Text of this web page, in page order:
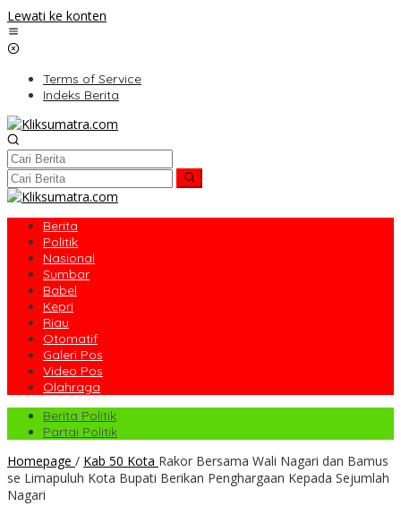
Lewati ke konten
Terms of Service
Indeks Berita
Berita
Politik
Nasional
Sumbar
Babel
Kepri
Riau
Otomatif
Galeri Pos
Video Pos
Olahraga
Berita Politik
Partai Politik
Homepage / Kab 50 Kota Rakor Bersama Wali Nagari dan Bamus
se Limapuluh Kota Bupati Berikan Penghargaan Kepada Sejumlah
Nagari